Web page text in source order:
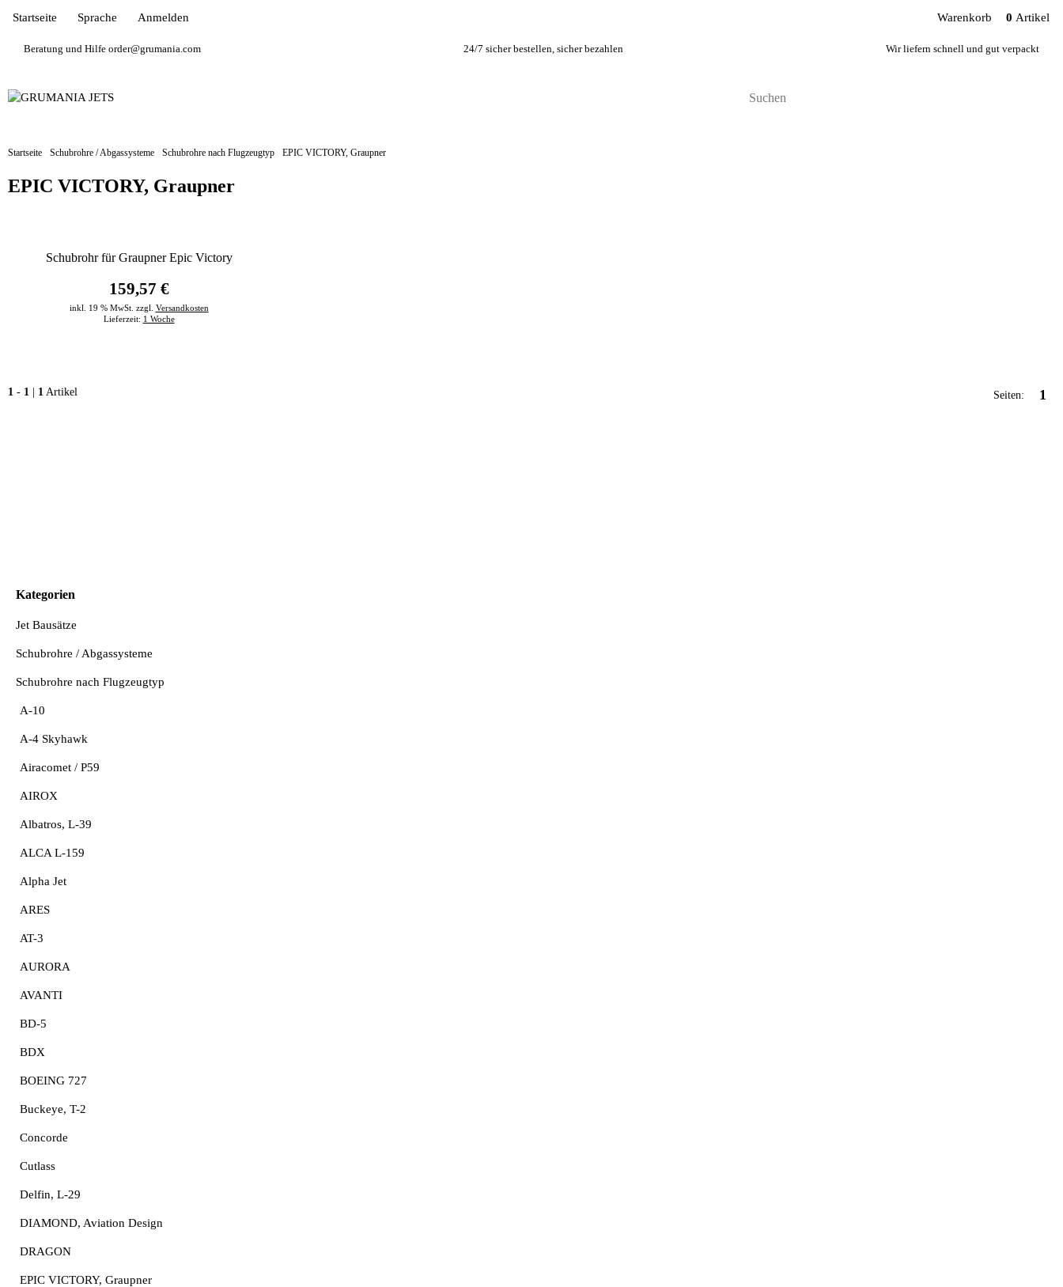
Beratung und Hilfe order@grumania.com 24/7 sicher bestellen, sicher bezahlen Wir liefern schnell und gut verpackt
Startseite Sprache Anmelden Warenkorb 0 Artikel
Startseite Schubrohre / Abgassysteme Schubrohre nach Flugzeugtyp EPIC VICTORY, Graupner
EPIC VICTORY, Graupner
Schubrohr für Graupner Epic Victory
159,57 €
inkl. 19 % MwSt. zzgl. Versandkosten
Lieferzeit: 1 Woche
1 - 1 | 1 Artikel Seiten: 1
Kategorien
Jet Bausätze
Schubrohre / Abgassysteme
Schubrohre nach Flugzeugtyp
A-10
A-4 Skyhawk
Airacomet / P59
AIROX
Albatros, L-39
ALCA L-159
Alpha Jet
ARES
AT-3
AURORA
AVANTI
BD-5
BDX
BOEING 727
Buckeye, T-2
Concorde
Cutlass
Delfin, L-29
DIAMOND, Aviation Design
DRAGON
EPIC VICTORY, Graupner